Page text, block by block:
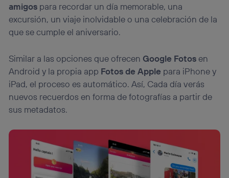
amigos para recordar un día memorable, una
excursión, un viaje inolvidable o una celebración de la
que se cumple el aniversario.
Similar a las opciones que ofrecen Google Fotosen
Android y la propia app Fotos de Apple para iPhone y
iPad, el proceso es automático. Así, Cada día verás
nuevos recuerdos en forma de fotografías a partir de
sus metadatos.